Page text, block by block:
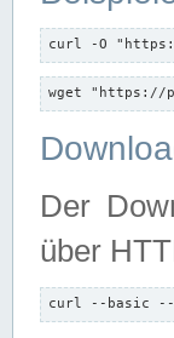
curl -O "https://
wget "https://
Der
über
curl --basic --